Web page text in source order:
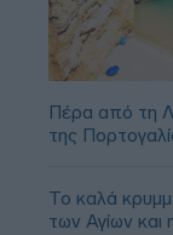
Πέρα από τη
της
Το καλά
των Αγίων και